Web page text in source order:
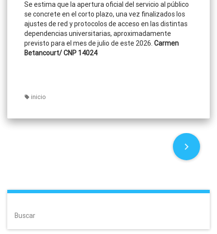
Se estima que la apertura oficial del servicio al público
se concrete en el corto plazo, una vez finalizados los
ajustes de red y protocolos de acceso en las distintas
dependencias universitarias, aproximadamente
previsto para el mes de julio de este 2026. Carmen
Betancourt/ CNP 14024
inicio
s
s
Buscar